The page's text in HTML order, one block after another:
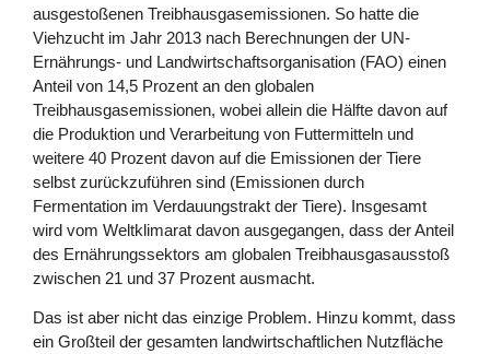
ausgestoßenen Treibhausgasemissionen. So hatte die
Viehzucht im Jahr 2013 nach Berechnungen der UN-
Ernährungs- und Landwirtschaftsorganisation (FAO) einen
Anteil von 14,5 Prozent an den globalen
Treibhausgasemissionen, wobei allein die Hälfte davon auf
die Produktion und Verarbeitung von Futtermitteln und
weitere 40 Prozent davon auf die Emissionen der Tiere
selbst zurückzuführen sind (Emissionen durch
Fermentation im Verdauungstrakt der Tiere). Insgesamt
wird vom Weltklimarat davon ausgegangen, dass der Anteil
des Ernährungssektors am globalen Treibhausgasausstoß
zwischen 21 und 37 Prozent ausmacht.
Das ist aber nicht das einzige Problem. Hinzu kommt, dass
ein Großteil der gesamten landwirtschaftlichen Nutzfläche